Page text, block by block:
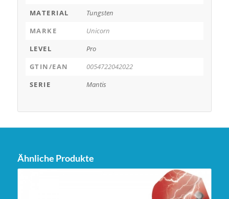
MATERIAL
Tungsten
MARKE
Unicorn
LEVEL
Pro
GTIN/EAN
0054722042022
SERIE
Mantis
Ähnliche Produkte